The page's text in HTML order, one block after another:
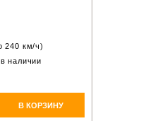
240 км/ч)
наличии
В КОРЗИНУ